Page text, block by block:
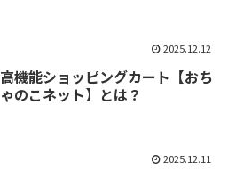
2025.12.12
高機能ショッピングカート【おち
ゃのこネット】とは？
2025.12.11